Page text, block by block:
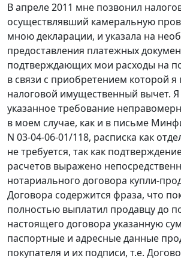
В апреле 2011 мне позвонил
осуществлявший камеральную
мною декларации, и указала на
предоставления платежных
подтверждающих мои расходы на
в связи с приобретением которой
налоговой имущественный вычет.
указанное требование
в моем случае, как и в письме
N 03-04-06-01/118, расписка как
не требуется, так как
расчетов выражено
нотариального договора купли-
Договора содержится фраза, что
полностью выплатил продавцу до
настоящего договора указанную
паспортные и адресные данные
покупателя и их подписи, т.е.